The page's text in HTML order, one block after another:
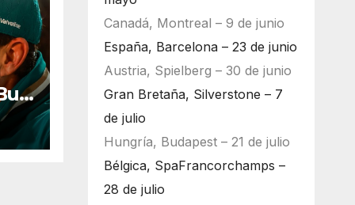
Canadá, Montreal – 9 de junio
España, Barcelona – 23 de junio
Austria, Spielberg – 30 de junio
Gran Bretaña, Silverstone – 7
de julio
Hungría, Budapest – 21 de julio
Bélgica, SpaFrancorchamps –
28 de julio